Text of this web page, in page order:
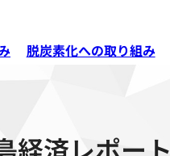
脱炭素化への取り組み
経済レポート